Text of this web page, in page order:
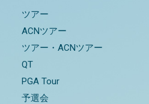
ツアー
ACNツアー
ツアー・ACNツアー
QT
PGA Tour
予選会